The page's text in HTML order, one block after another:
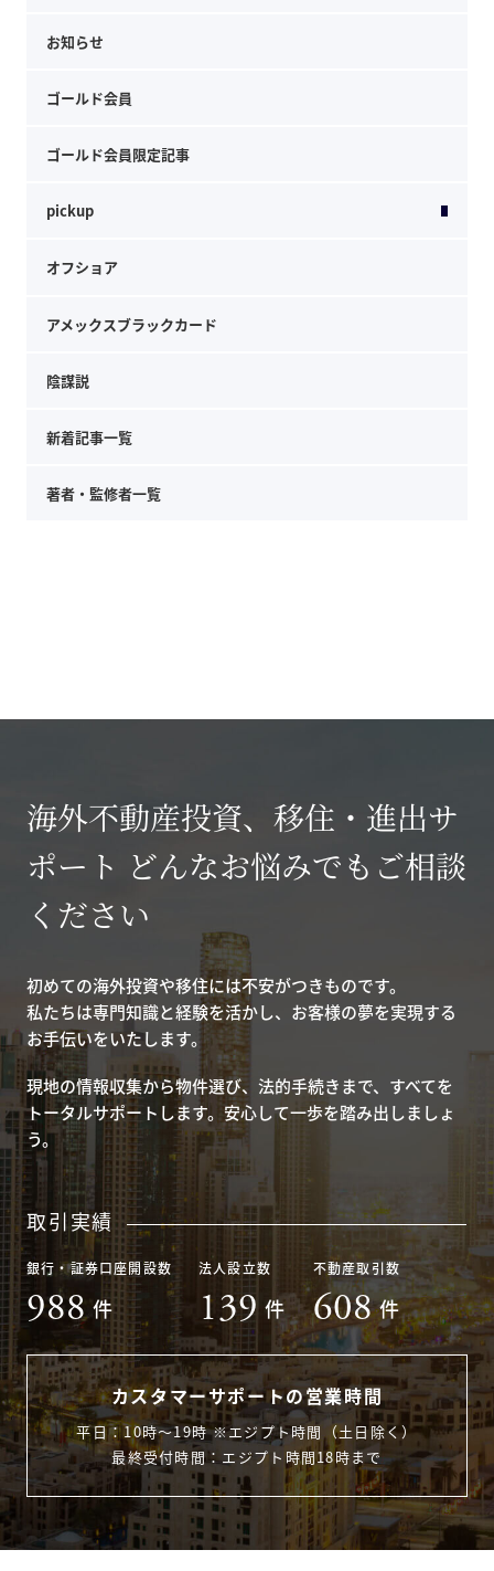
お知らせ
ゴールド会員
ゴールド会員限定記事
pickup
オフショア
アメックスブラックカード
陰謀説
新着記事一覧
著者・監修者一覧
海外不動産投資、移住・進出サ
ポート どんなお悩みでもご相談
ください
初めての海外投資や移住には不安がつきものです。
私たちは専門知識と経験を活かし、お客様の夢を実現する
お手伝いをいたします。
現地の情報収集から物件選び、法的手続きまで、すべてを
トータルサポートします。安心して一歩を踏み出しましょ
う。
取引実績
銀行・証券口座開設数
988 件
法人設立数
139 件
不動産取引数
608 件
カスタマーサポートの営業時間
平日：10時〜19時 ※エジプト時間（土日除く）
最終受付時間：エジプト時間18時まで